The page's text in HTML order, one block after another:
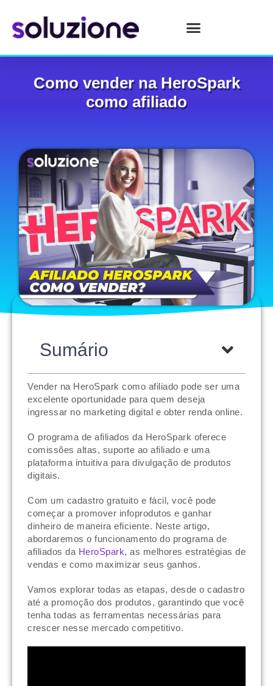
Como vender na HeroSpark
como afiliado
Sumário
Vender na HeroSpark como afiliado pode ser uma
excelente oportunidade para quem deseja
ingressar no marketing digital e obter renda online.
O programa de afiliados da HeroSpark oferece
comissões altas, suporte ao afiliado e uma
plataforma intuitiva para divulgação de produtos
digitais.
Com um cadastro gratuito e fácil, você pode
começar a promover infoprodutos e ganhar
dinheiro de maneira eficiente. Neste artigo,
abordaremos o funcionamento do programa de
afiliados da HeroSpark, as melhores estratégias de
vendas e como maximizar seus ganhos.
Vamos explorar todas as etapas, desde o cadastro
até a promoção dos produtos, garantindo que você
tenha todas as ferramentas necessárias para
crescer nesse mercado competitivo.